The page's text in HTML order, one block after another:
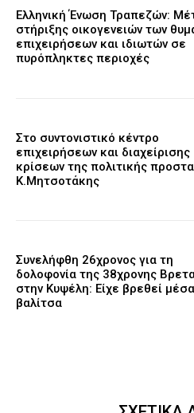
Ελληνική Ένωση Τραπεζών:
στήριξης οικογενειών των
επιχειρήσεων και ιδιωτών σε
πυρόπληκτες περιοχές
Στο συντονιστικό κέντρο
επιχειρήσεων και διαχείρισης
κρίσεων της πολιτικής
Κ.Μητσοτάκης
Συνελήφθη 26χρονος για τη
δολοφονία της 38χρονης
στην Κυψέλη: Είχε βρεθεί
βαλίτσα